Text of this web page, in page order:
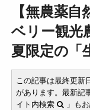
【無農薬
ベリー観光
夏限定の「
この記事は最終更新
があります。最新記
イト内検索
」も